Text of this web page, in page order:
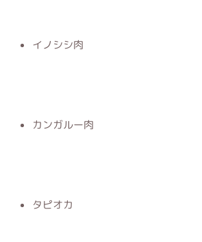
イノシシ肉
カンガルー肉
タピオカ